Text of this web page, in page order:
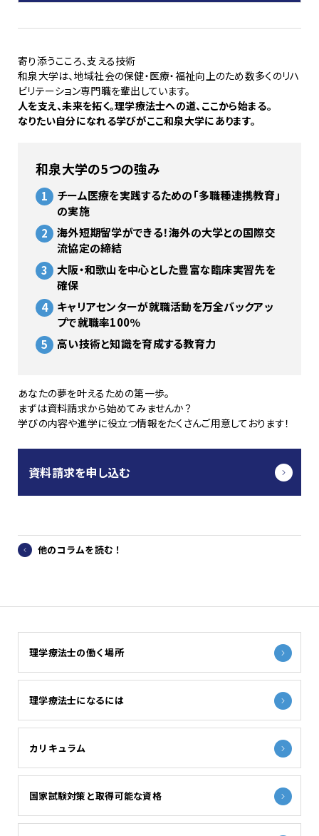
寄り添うこころ、支える技術
和泉大学は、地域社会の保健・医療・福祉向上のため数多くのリハ
ビリテーション専門職を輩出しています。
人を支え、未来を拓く。理学療法士への道、ここから始まる。
なりたい自分になれる学びがここ和泉大学にあります。
和泉大学の5つの強み
チーム医療を実践するための「多職種連携教育」
の実施
海外短期留学ができる！海外の大学との国際交
流協定の締結
大阪・和歌山を中心とした豊富な臨床実習先を
確保
キャリアセンターが就職活動を万全バックアッ
プで就職率100％
高い技術と知識を育成する教育力
あなたの夢を叶えるための第一歩。
まずは資料請求から始めてみませんか？
学びの内容や進学に役立つ情報をたくさんご用意しております！
資料請求を申し込む
他のコラムを読む！
理学療法士の働く場所
理学療法士になるには
カリキュラム
国家試験対策と取得可能な資格